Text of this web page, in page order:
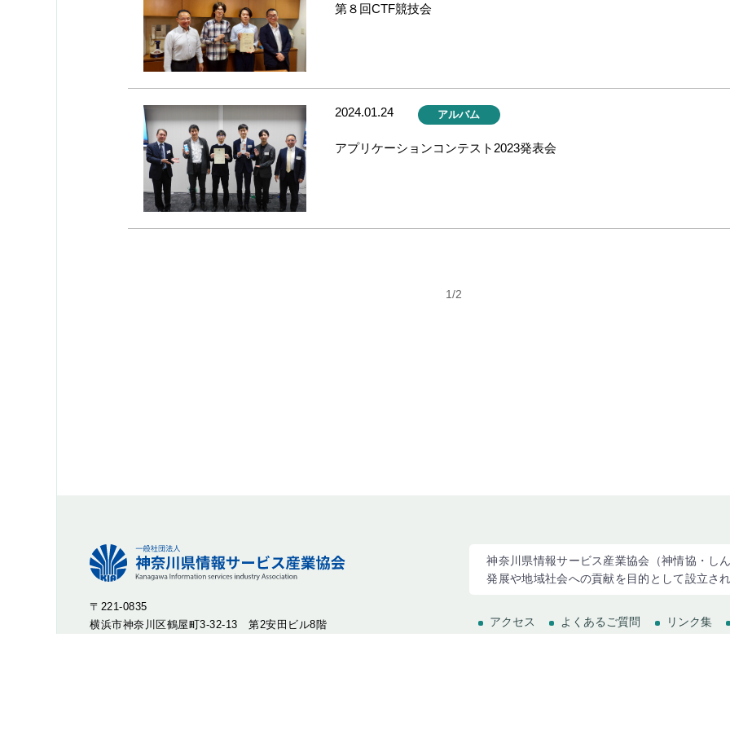
第８回CTF競技会
2024.01.24 アルバム
アプリケーションコンテスト2023発表会
1/2
〒221-0835
横浜市神奈川区鶴屋町3-32-13 第2安田ビル8階
神奈川県情報サービス産業協会（神情協・し
発展や地域社会への貢献を目的として設立さ
アクセス よくあるご質問 リンク集